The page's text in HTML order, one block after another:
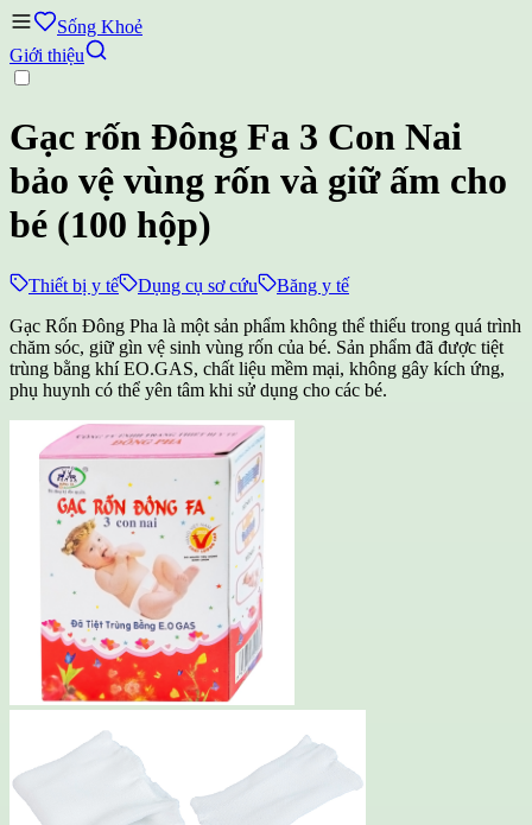
Sống Khoẻ
Giới thiệu
Gạc rốn Đông Fa 3 Con Nai
bảo vệ vùng rốn và giữ ấm cho
bé (100 hộp)
Thiết bị y tế Dụng cụ sơ cứu
Băng y tế
Gạc Rốn Đông Pha là một sản phẩm không thể thiếu trong quá trình
chăm sóc, giữ gìn vệ sinh vùng rốn của bé. Sản phẩm đã được tiệt
trùng bằng khí EO.GAS, chất liệu mềm mại, không gây kích ứng,
phụ huynh có thể yên tâm khi sử dụng cho các bé.